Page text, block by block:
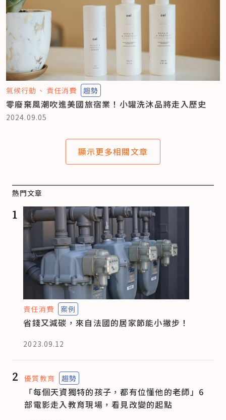
氣候行動 責任消費 趨勢
零廢棄風潮吹進美國旅宿業！小罐洗沐品將走入歷史
2024.09.05
顯示更多相關文章
熱門文章
1
責任消費 案例
省錢又減碳，來自法國的居家節能小撇步！
2023.09.12
2 優質教育 趨勢
「每個天資獨特的孩子，都有位懂他的老師」6
部電影走入教育現場，看見改變的起點